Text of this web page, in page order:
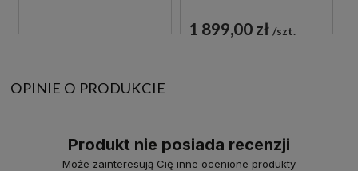
NATRYSKOWYM
JEDNOUCHWYTOWA
1 899,00 zł szt.
OPINIE O PRODUKCIE
Produkt nie posiada recenzji
Może zainteresują Cię inne ocenione produkty